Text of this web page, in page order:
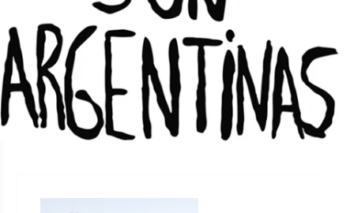
ATAP agradeció en un comunicado
que el Gobierno reconociera la
deuda
DANIEL G. SOLAR Locales 31/07/2026